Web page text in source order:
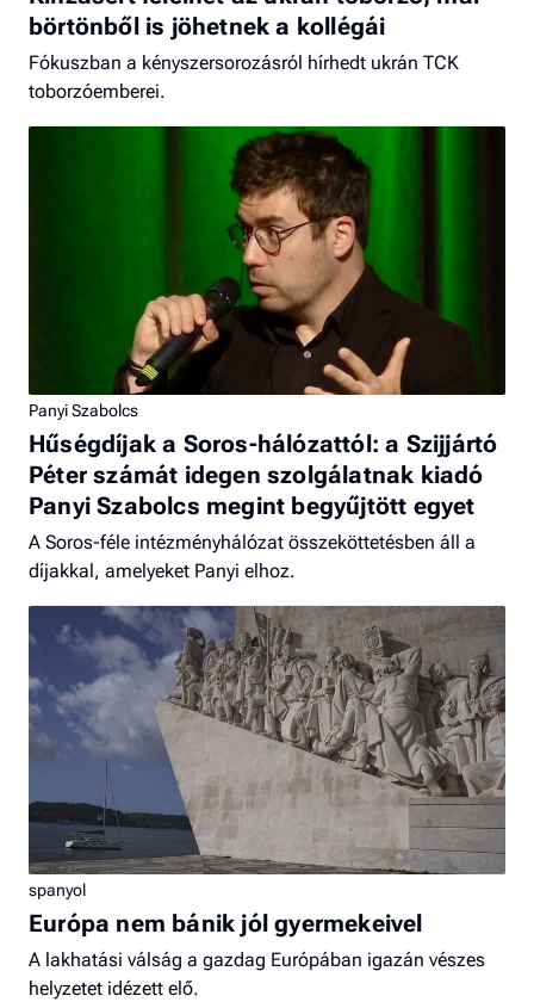
börtönből is jöhetnek a kollégái
Fókuszban a kényszersorozásról hírhedt ukrán TCK
toborzóemberei.
Panyi Szabolcs
Hűségdíjak a Soros-hálózattól: a Szijjártó
Péter számát idegen szolgálatnak kiadó
Panyi Szabolcs megint begyűjtött egyet
A Soros-féle intézményhálózat összeköttetésben áll a
díjakkal, amelyeket Panyi elhoz.
spanyol
Európa nem bánik jól gyermekeivel
A lakhatási válság a gazdag Európában igazán vészes
helyzetet idézett elő.